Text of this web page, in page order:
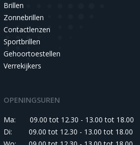
Brillen
Zonnebrillen
Contactlenzen
Sportbrillen
Gehoortoestellen
Verrekijkers
OPENINGSUREN
Ma:
09.00 tot 12.30 - 13.00 tot 18.00
Di:
09.00 tot 12.30 - 13.00 tot 18.00